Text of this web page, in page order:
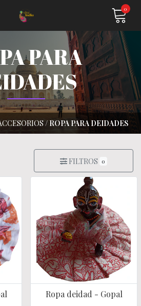
0
/ ROPA PARA DEIDADES
PARA
FILTROS 0
Ropa deidad - Gopal